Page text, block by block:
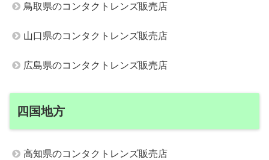
鳥取県のコンタクトレンズ販売店
山口県のコンタクトレンズ販売店
広島県のコンタクトレンズ販売店
四国地方
高知県のコンタクトレンズ販売店